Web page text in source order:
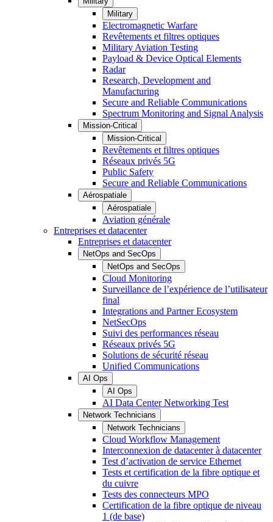
Military
Electromagnetic Warfare
Revêtements et filtres optiques
Military Aviation Testing
Payload & Device Optical Elements
Radar
Research, Development and
Manufacturing
Secure and Reliable Communications
Spectrum Monitoring and Signal Analysis
Mission-Critical
Mission-Critical
Revêtements et filtres optiques
Réseaux privés 5G
Public Safety
Secure and Reliable Communications
Aérospatiale
Aérospatiale
Aviation générale
Entreprises et datacenter
Entreprises et datacenter
NetOps and SecOps
NetOps and SecOps
Cloud Monitoring
Surveillance de l’expérience de l’utilisateur
final
Integrations and Partner Ecosystem
NetSecOps
Suivi des performances réseau
Réseaux privés 5G
Solutions de sécurité réseau
Unified Communications
AI Ops
AI Ops
AI Data Center Networking Test
Network Technicians
Network Technicians
Cloud Workflow Management
Interconnexion de datacenter à datacenter
Test d’activation de service Ethernet
Tests et certification de la fibre optique et
du cuivre
Tests des connecteurs MPO
Certification de la fibre optique de niveau
1 (de base)